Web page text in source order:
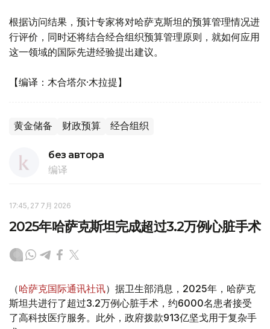
根据访问结果，预计专家将对哈萨克斯坦的预算管理情况进
行评价，同时还将结合经合组织预算管理原则，就如何应用
这一领域的国际先进经验提出建议。
【编译：木合塔尔·木拉提】
黄金储备 财政预算 经合组织
без автора
编译
17:45, 27 7月 2026
2025年哈萨克斯坦完成超过3.2万例心脏手术
（哈萨克国际通讯社讯）据卫生部消息，2025年，哈萨克
斯坦共进行了超过3.2万例心脏手术，约6000名患者接受
了高科技医疗服务。此外，政府拨款913亿坚戈用于复杂手